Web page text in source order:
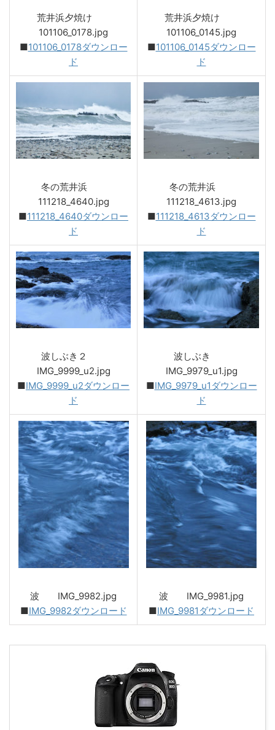
荒井浜夕焼け
101106_0178.jpg
■101106_0178ダウンロー
ド
荒井浜夕焼け
101106_0145.jpg
■101106_0145ダウンロー
ド
冬の荒井浜
111218_4640.jpg
■111218_4640ダウンロー
ド
冬の荒井浜
111218_4613.jpg
■111218_4613ダウンロー
ド
波しぶき２
IMG_9999_u2.jpg
■IMG_9999_u2ダウンロー
ド
波しぶき
IMG_9979_u1.jpg
■IMG_9979_u1ダウンロー
ド
波 IMG_9982.jpg
■IMG_9982ダウンロード
波 IMG_9981.jpg
■IMG_9981ダウンロード